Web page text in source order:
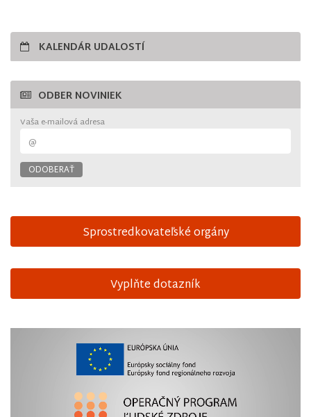
KALENDÁR UDALOSTÍ
ODBER NOVINIEK
Vaša e-mailová adresa
Sprostredkovateľské orgány
Vyplňte dotazník